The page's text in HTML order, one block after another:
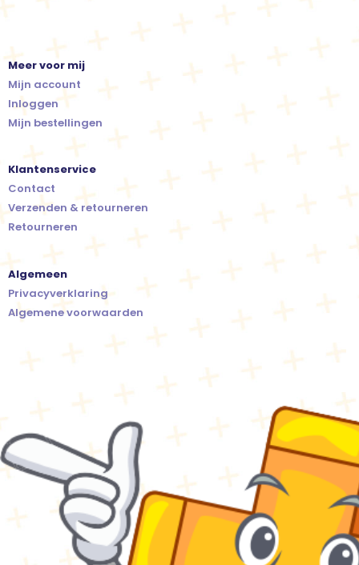
Meer voor mij
Mijn account
Inloggen
Mijn bestellingen
Klantenservice
Contact
Verzenden & retourneren
Retourneren
Algemeen
Privacyverklaring
Algemene voorwaarden